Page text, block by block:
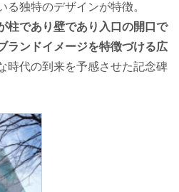
る独特のデザインが特徴。
柱であり壁であり入口の開口で
ランドイメージを特徴づける広
時代の到来を予感させた記念碑